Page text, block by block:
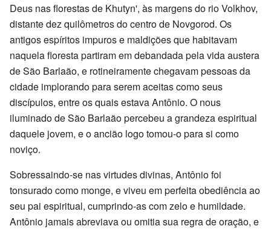
Deus nas florestas de Khutyn', às margens do rio Volkhov,
distante dez quilômetros do centro de Novgorod. Os
antigos espíritos impuros e maldições que habitavam
naquela floresta partiram em debandada pela vida austera
de São Barlaão, e rotineiramente chegavam pessoas da
cidade implorando para serem aceitas como seus
discípulos, entre os quais estava Antônio. O nous
iluminado de São Barlaão percebeu a grandeza espiritual
daquele jovem, e o ancião logo tomou-o para si como
noviço.
Sobressaindo-se nas virtudes divinas, Antônio foi
tonsurado como monge, e viveu em perfeita obediência ao
seu pai espiritual, cumprindo-as com zelo e humildade.
Antônio jamais abreviava ou omitia sua regra de oração, e